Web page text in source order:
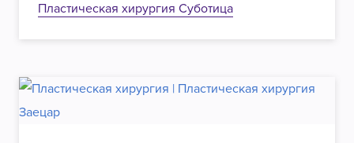
операции. Добро пожаловать в Роял
эстетическую хирургию в Белграде!
Пластическая хирургия Суботица